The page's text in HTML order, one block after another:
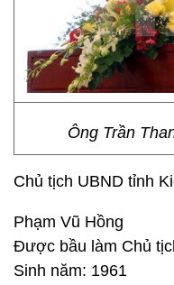
Ông Trần
Chủ tịch UBND tỉnh
Phạm Vũ Hồng
Được bầu làm Chủ
Sinh năm: 1961